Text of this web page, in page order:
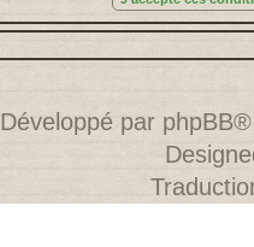
Développé par phpBB®